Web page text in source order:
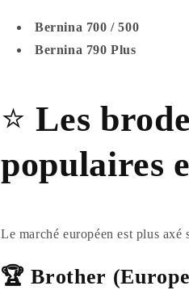
Bernina 700 / 500
Bernina 790 Plus
⭐Les
populaires
Le marché européen est plus axé
🏆 Brother